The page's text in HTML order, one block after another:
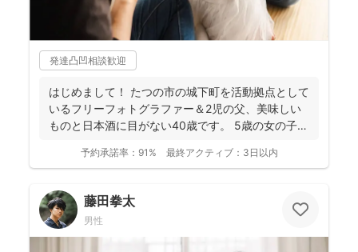
発達凸凹相談歓迎
はじめまして！ たつの市の城下町を活動拠点として
いるフリーフォトグラファー＆2児の父、美味しい
ものと日本酒に目がない40歳です。 5歳の女の子、
予約承諾率： 91% 最終アクティブ： 3日以内
藤田拳太
男性